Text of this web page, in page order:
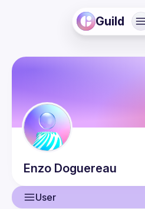
Guild
Enzo Doguereau
User